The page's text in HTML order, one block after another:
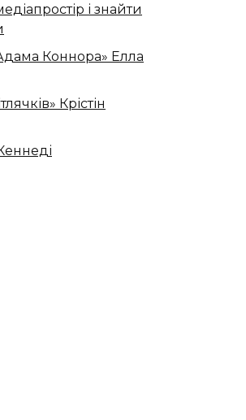
і знайти
Коннора» Елла
Крістін